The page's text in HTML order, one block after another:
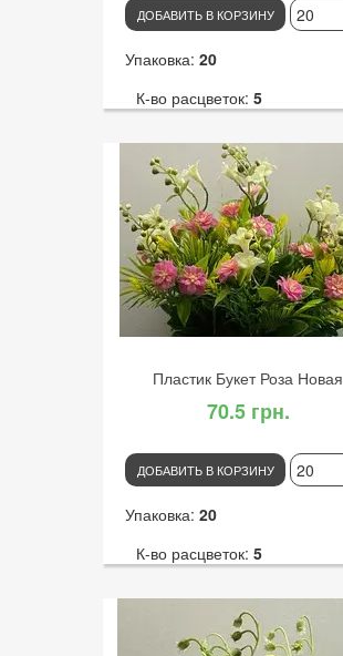
ДОБАВИТЬ В КОРЗИНУ
Упаковка: 20
К-во расцветок: 5
К-во голов:7
Артикул:3280
Диаметр цветка:6
Пластик Букет Роза Новая
70.5 грн.
ДОБАВИТЬ В КОРЗИНУ
Упаковка: 20
К-во расцветок: 5
К-во голов: